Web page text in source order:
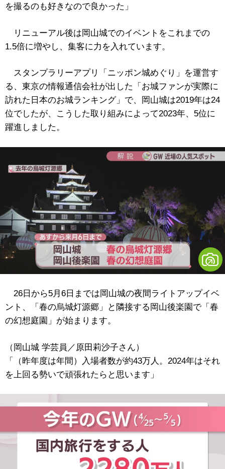
を撮るのも好きなので良かった」
リニューアル後は岡山城でのイベントをこれまでの
1.5倍に増やし、集客に力を入れています。
スタンプラリーアプリ「ニッポン城めぐり」を運営す
る、東京の情報通信会社が出した「お城ファンが実際に
訪れた日本のお城ランキング」で、岡山城は2019年は24
位でしたが、こうした取り組みによって2023年、5位に
躍進しました。
26日から5月6日までは岡山城の夜間ライトアップイベ
ント、「春の烏城灯源郷」と隣接する岡山後楽園で「春
の幻想庭園」が始まります。
（岡山城 学芸員／原田莉沙子さん）
「（昨年度は年間）入場者数が約43万人。2024年はそれ
を上回る勢いで頑張れたらと思います」